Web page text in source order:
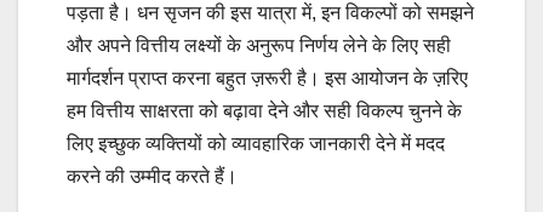
पड़ता है। धन सृजन की इस यात्रा में, इन विकल्पों को समझने
और अपने वित्तीय लक्ष्यों के अनुरूप निर्णय लेने के लिए सही
मार्गदर्शन प्राप्त करना बहुत ज़रूरी है। इस आयोजन के ज़रिए
हम वित्तीय साक्षरता को बढ़ावा देने और सही विकल्प चुनने के
लिए इच्छुक व्यक्तियों को व्यावहारिक जानकारी देने में मदद
करने की उम्मीद करते हैं।